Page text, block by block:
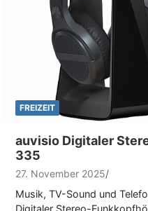
FREIZEIT
auvisio Digitaler
335
27. November 2025
Musik, TV-Sound und
Digitaler Stereo-